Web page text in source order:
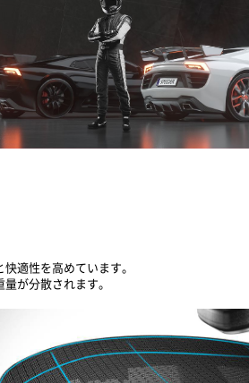
適性を高めています。
が分散されます。